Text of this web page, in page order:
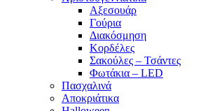
Αξεσουάρ
Γούρια
Διακόσμηση
Κορδέλες
Σακούλες – Τσάντες
Φωτάκια – LED
Πασχαλινά
Αποκριάτικα